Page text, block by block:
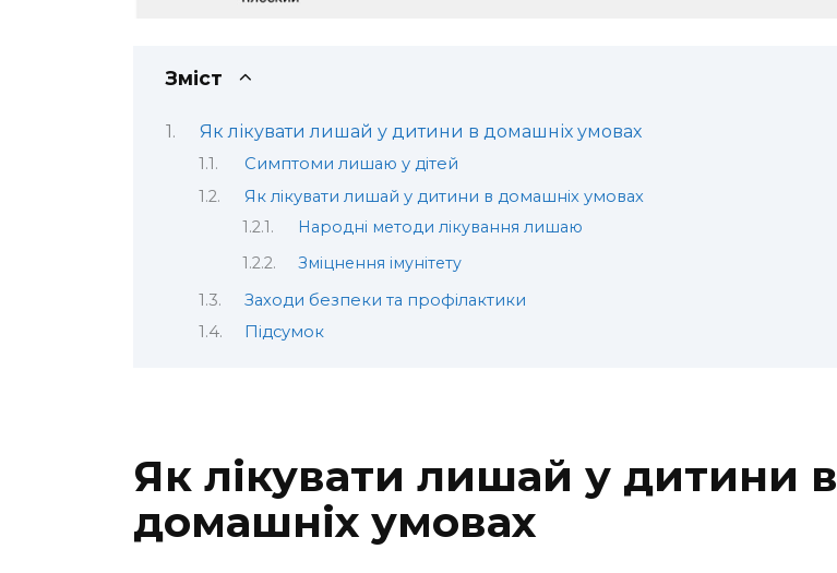
Зміст
Як лікувати лишай у дитини в домашніх умовах
Симптоми лишаю у дітей
Як лікувати лишай у дитини в домашніх умовах
Народні методи лікування лишаю
Зміцнення імунітету
Заходи безпеки та профілактики
Підсумок
Як лікувати лишай у дитини в
домашніх умовах